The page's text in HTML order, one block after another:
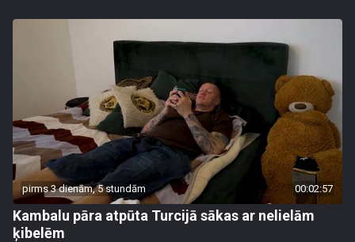
pirms 3 dienām, 5 stundām 00:02:57
Kambalu pāra atpūta Turcijā sākas ar nelielām
ķibelēm